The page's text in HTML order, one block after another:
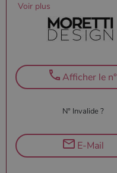
Voir plus
N° Invalide ?
Afficher le n°
E-Mail